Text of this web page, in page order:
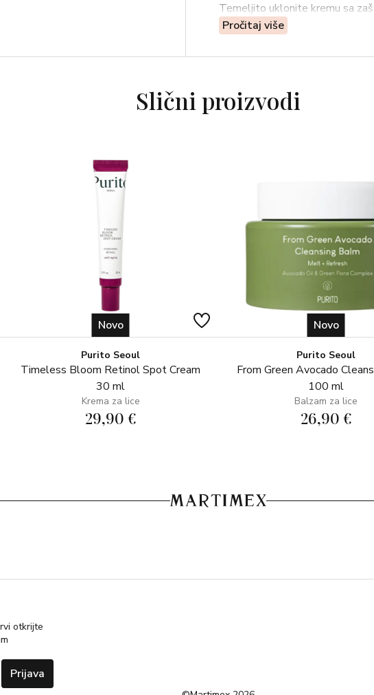
Temeljito uklonite kremu sa
After SUN Face na lice, vrat i
planinarenjem. Nanosi se na
SASTOJCI: AQUA (WATER),
GLYCERIN, BUTYLENE
PHENOXYETHANOL,
SCUTELLARIA
EXTRACT, GLYCYRRHIZA
SINENSIS LEAF EXTRACT,
PROPANEDIOL
EXTRACT, CHAMOMILLA
HYALURONATE,
Pročitaj više
Slični proizvodi
Novo
Purito Seoul
Timeless Bloom Retinol Spot Cream
30 ml
Krema za lice
29,90 €
Novo
Purito Seoul
From Green Avocado
100 ml
Balzam za lice
26,90 €
otkrijte
Prijava